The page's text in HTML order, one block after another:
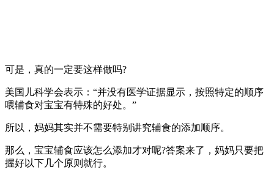
可是，真的一定要这样做吗?
美国儿科学会表示：“并没有医学证据显示，按照特定的顺序
喂辅食对宝宝有特殊的好处。”
所以，妈妈其实并不需要特别讲究辅食的添加顺序。
那么，宝宝辅食应该怎么添加才对呢?答案来了，妈妈只要把
握好以下几个原则就行。